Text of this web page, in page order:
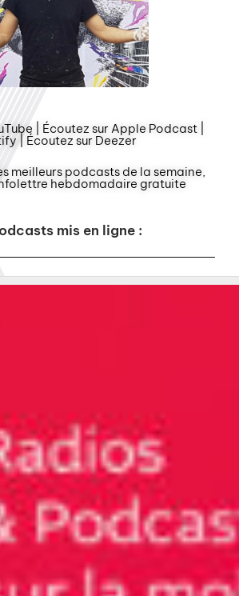
| Écoutez sur Apple Podcast |
| Écoutez sur Deezer
meilleurs podcasts de la semaine,
hebdomadaire gratuite
mis en ligne :